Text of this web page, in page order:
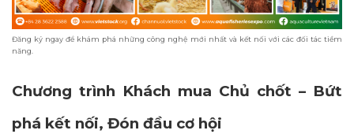
Đăng ký ngay để khám phá những công nghệ mới nhất và kết nối với các đối tác tiềm
năng.
Chương trình Khách mua Chủ chốt – Bứt
phá kết nối, Đón đầu cơ hội